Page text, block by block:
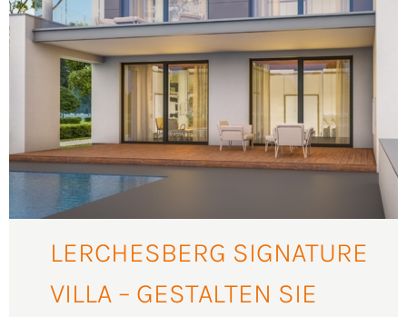
LERCHESBERG SIGNATURE
VILLA – GESTALTEN SIE